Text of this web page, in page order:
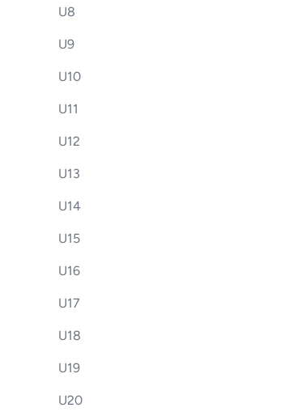
U8
U9
U10
U11
U12
U13
U14
U15
U16
U17
U18
U19
U20